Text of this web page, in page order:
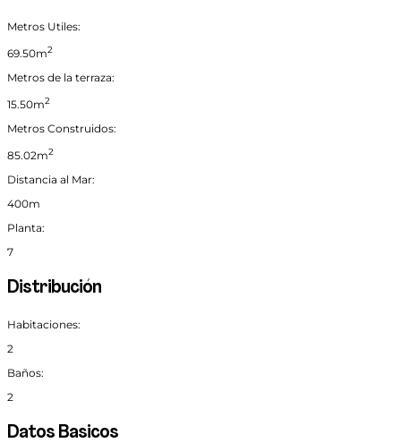
Metros Utiles:
69.50m2
Metros de la terraza:
15.50m2
Metros Construidos:
85.02m2
Distancia al Mar:
400m
Planta:
7
Distribución
Habitaciones:
2
Baños:
2
Datos Basicos